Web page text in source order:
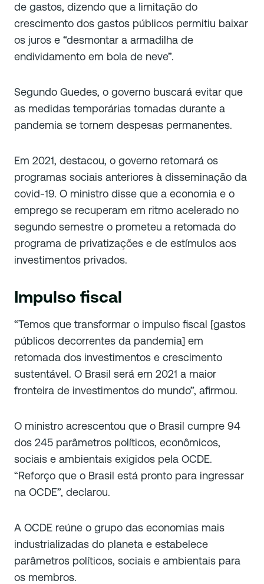
de gastos, dizendo que a limitação do
crescimento dos gastos públicos permitiu baixar
os juros e “desmontar a armadilha de
endividamento em bola de neve”.
Segundo Guedes, o governo buscará evitar que
as medidas temporárias tomadas durante a
pandemia se tornem despesas permanentes.
Em 2021, destacou, o governo retomará os
programas sociais anteriores à disseminação da
covid-19. O ministro disse que a economia e o
emprego se recuperam em ritmo acelerado no
segundo semestre o prometeu a retomada do
programa de privatizações e de estímulos aos
investimentos privados.
Impulso fiscal
“Temos que transformar o impulso fiscal [gastos
públicos decorrentes da pandemia] em
retomada dos investimentos e crescimento
sustentável. O Brasil será em 2021 a maior
fronteira de investimentos do mundo”, afirmou.
O ministro acrescentou que o Brasil cumpre 94
dos 245 parâmetros políticos, econômicos,
sociais e ambientais exigidos pela OCDE.
“Reforço que o Brasil está pronto para ingressar
na OCDE”, declarou.
A OCDE reúne o grupo das economias mais
industrializadas do planeta e estabelece
parâmetros políticos, sociais e ambientais para
os membros.